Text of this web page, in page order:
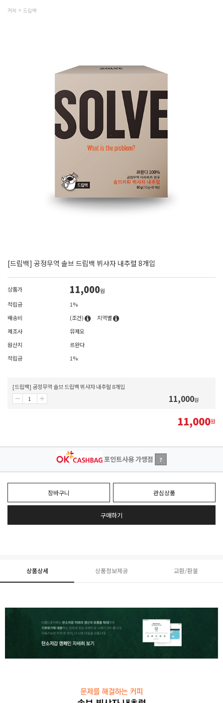
커피 드립백
[드립백] 공정무역 솔브 드립백 뷔샤자 내추럴 8개입
상품가 11,000원
적립금
1%
배송비
(조건)
지역별
제조사
뮤제오
원산지
르완다
적립금
1%
[드립백] 공정무역 솔브 드립백 뷔샤자 내추럴 8개입
11,000원
11,000원
포인트사용 가맹점 ?
장바구니 관심상품
구매하기
상품상세 상품정보제공 교환/환불